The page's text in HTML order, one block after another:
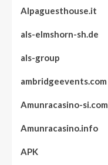
Alpaguesthouse.it
als-elmshorn-sh.de
als-group
ambridgeevents.com
Amunracasino-si.com
Amunracasino.info
APK